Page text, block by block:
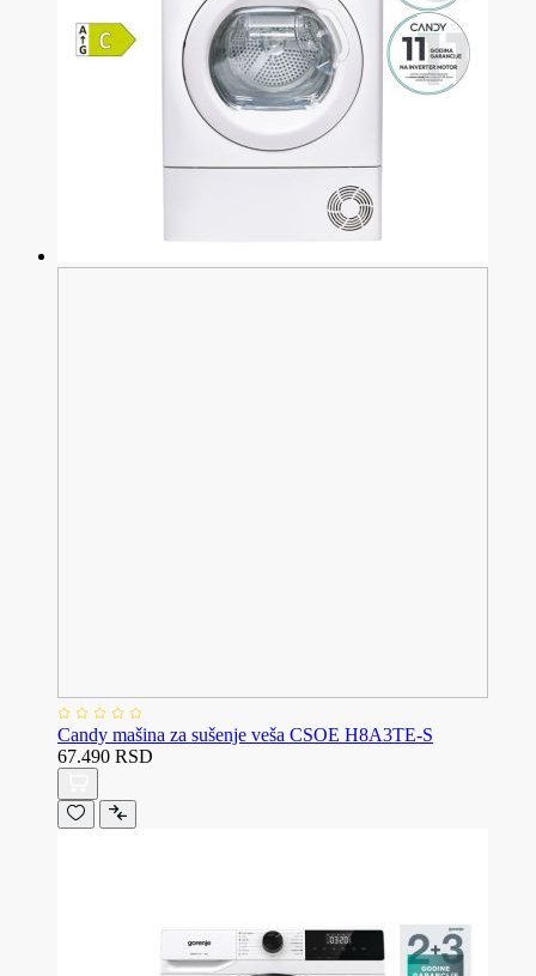
Candy mašina za sušenje veša CSOE H8A3TE-S
67.490 RSD